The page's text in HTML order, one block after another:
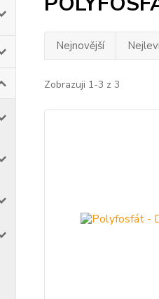
Nejnovější
Zobrazuji 1-3 z 3